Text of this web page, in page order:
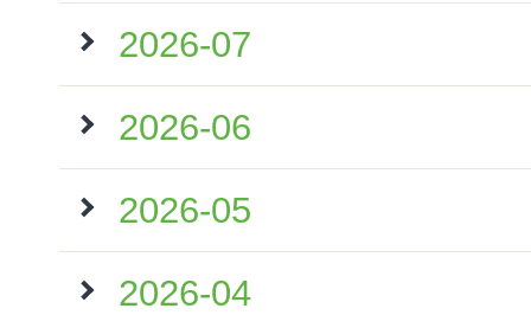
2026-07
2026-06
2026-05
2026-04